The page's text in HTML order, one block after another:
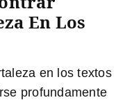
En Los
en los textos
profundamente